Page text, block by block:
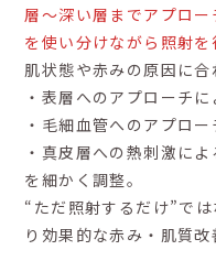
層〜深い層までアプロ
を使い分けながら照射を
肌状態や赤みの原因に合
・表層へのアプローチ
・毛細血管へのアプロ
・真皮層への熱刺激に
を細かく調整。
“ただ照射するだけ”で
り効果的な赤み・肌質改